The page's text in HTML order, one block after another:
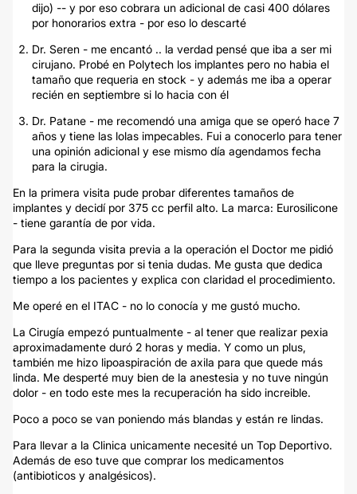
dijo) -- y por eso cobrara un adicional de casi 400 dólares
por honorarios extra - por eso lo descarté
Dr. Seren - me encantó .. la verdad pensé que iba a ser mi
cirujano. Probé en Polytech los implantes pero no habia el
tamaño que requeria en stock - y además me iba a operar
recién en septiembre si lo hacia con él
Dr. Patane - me recomendó una amiga que se operó hace 7
años y tiene las lolas impecables. Fui a conocerlo para tener
una opinión adicional y ese mismo día agendamos fecha
para la cirugia.
En la primera visita pude probar diferentes tamaños de
implantes y decidí por 375 cc perfil alto. La marca: Eurosilicone
- tiene garantía de por vida.
Para la segunda visita previa a la operación el Doctor me pidió
que lleve preguntas por si tenia dudas. Me gusta que dedica
tiempo a los pacientes y explica con claridad el procedimiento.
Me operé en el ITAC - no lo conocía y me gustó mucho.
La Cirugía empezó puntualmente - al tener que realizar pexia
aproximadamente duró 2 horas y media. Y como un plus,
también me hizo lipoaspiración de axila para que quede más
linda. Me desperté muy bien de la anestesia y no tuve ningún
dolor - en todo este mes la recuperación ha sido increible.
Poco a poco se van poniendo más blandas y están re lindas.
Para llevar a la Clinica unicamente necesité un Top Deportivo.
Además de eso tuve que comprar los medicamentos
(antibioticos y analgésicos).